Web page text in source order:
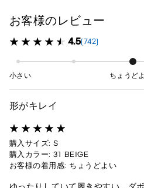
お客様のレビュー
4.5(742)
小さい ちょうど
形がキレイ
購入サイズ: S
購入カラー: 31 BEIGE
お客様の着用感: ちょうどよい